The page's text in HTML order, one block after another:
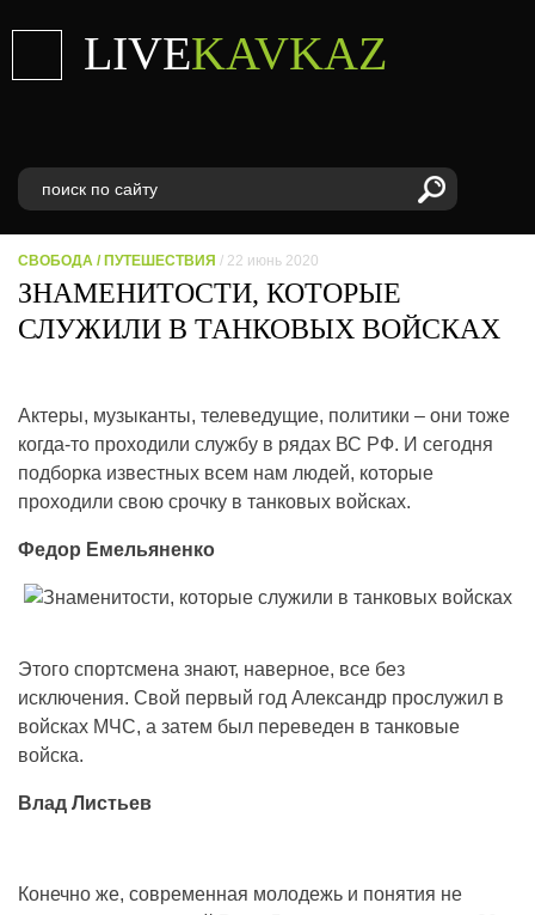
LIVEKAVKAZ
СВОБОДА / ПУТЕШЕСТВИЯ / 22 июнь 2020
ЗНАМЕНИТОСТИ, КОТОРЫЕ
СЛУЖИЛИ В ТАНКОВЫХ ВОЙСКАХ
Актеры, музыканты, телеведущие, политики – они тоже
когда-то проходили службу в рядах ВС РФ. И сегодня
подборка известных всем нам людей, которые
проходили свою срочку в танковых войсках.
Федор Емельяненко
Этого спортсмена знают, наверное, все без
исключения. Свой первый год Александр прослужил в
войсках МЧС, а затем был переведен в танковые
войска.
Влад Листьев
Конечно же, современная молодежь и понятия не